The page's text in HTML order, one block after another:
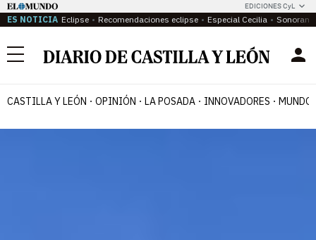
EDICIONES CyL
ES NOTICIA Eclipse Recomendaciones eclipse Especial Cecilia
Menú
CASTILLA Y LEÓN OPINIÓN LA POSADA INNOVADORES MUNDO